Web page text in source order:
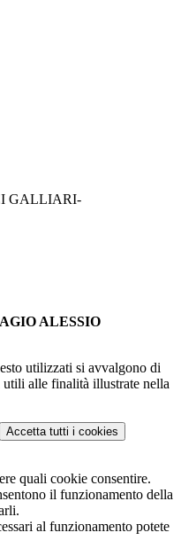
GALLIARI-
ALESSIO
utilizzati si avvalgono di
utili alle finalità illustrate nella
Accetta tutti i cookies
quali cookie consentire.
il funzionamento della
al funzionamento potete